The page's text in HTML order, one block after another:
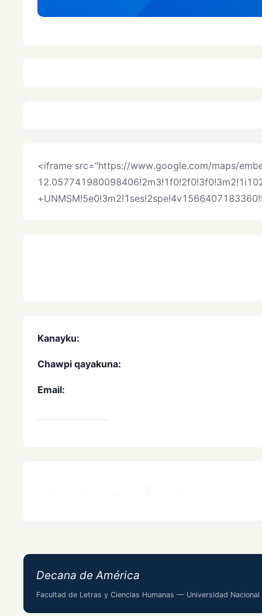
<iframe src="https://www.google.com/maps/
Kanayku:
Chawpi qayakuna:
Email:
Decana de América
Facultad de Letras y Ciencias Humanas — Universidad